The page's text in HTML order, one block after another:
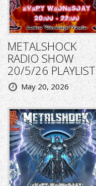
METALSHOCK
RADIO SHOW
20/5/26 PLAYLIST
May 20, 2026